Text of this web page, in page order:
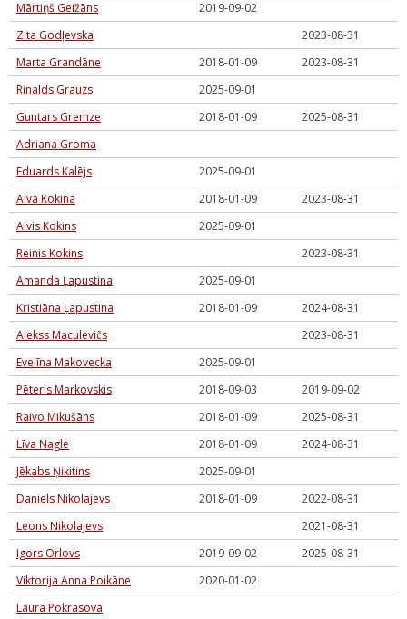
Mārtiņš Geižāns
2019-09-02
Zita Godļevska
2023-08-31
Marta Grandāne
2018-01-09
2023-08-31
Rinalds Grauzs
2025-09-01
Guntars Gremze
2018-01-09
2025-08-31
Adriana Groma
Eduards Kalējs
2025-09-01
Aiva Kokina
2018-01-09
2023-08-31
Aivis Kokins
2025-09-01
Reinis Kokins
2023-08-31
Amanda Ļapustina
2025-09-01
Kristiāna Ļapustina
2018-01-09
2024-08-31
Alekss Maculevičs
2023-08-31
Evelīna Makovecka
2025-09-01
Pēteris Markovskis
2018-09-03
2019-09-02
Raivo Mikušāns
2018-01-09
2025-08-31
Līva Nagle
2018-01-09
2024-08-31
Jēkabs Ņikitins
2025-09-01
Daniels Nikolajevs
2018-01-09
2022-08-31
Leons Nikolajevs
2021-08-31
Igors Orlovs
2019-09-02
2025-08-31
Viktorija Anna Poikāne
2020-01-02
Laura Pokrasova